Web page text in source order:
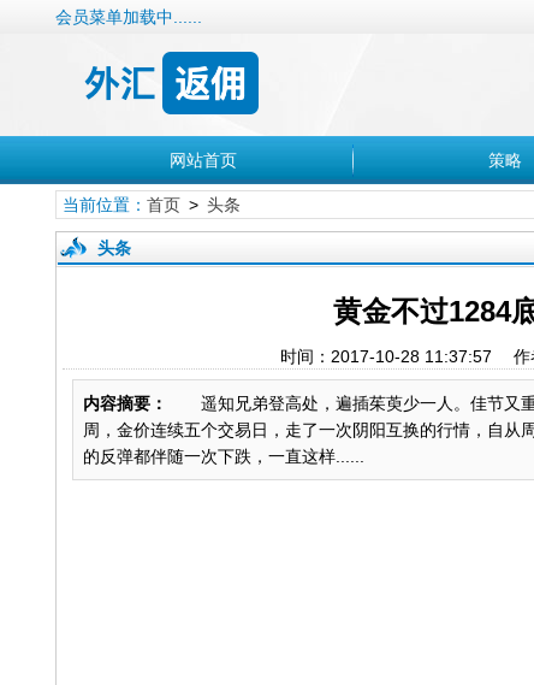
会员菜单加载中......
网站首页 策略
当前位置： 首页> 头条
头条
黄金不过1284
时间：2017-10-28 11:37:57
内容摘要：
遥知兄弟登高处，遍插茱萸少一人。佳节又
周，金价连续五个交易日，走了一次阴阳互换的行情，自
的反弹都伴随一次下跌，一直这样......